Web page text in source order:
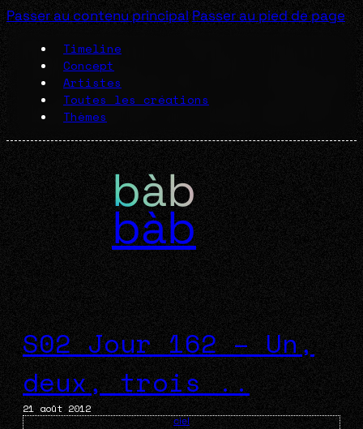
Passer au contenu principal Passer au pied de page
Timeline
Concept
Artistes
Toutes les créations
Thèmes
bàb
S02 Jour 162 – Un,
deux, trois ..
21 août 2012
ciel